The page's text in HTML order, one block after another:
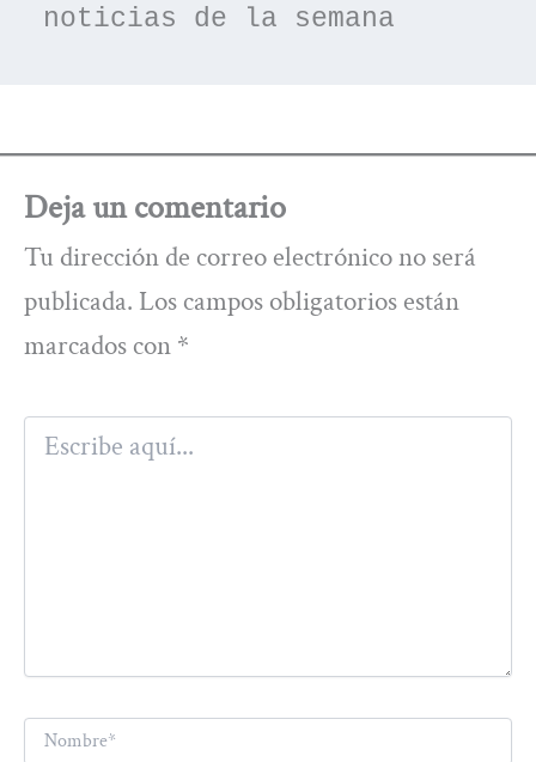
noticias de la semana
Deja un comentario
Tu dirección de correo electrónico no será
publicada. Los campos obligatorios están
marcados con *
Escribe
aquí...
Nombre*